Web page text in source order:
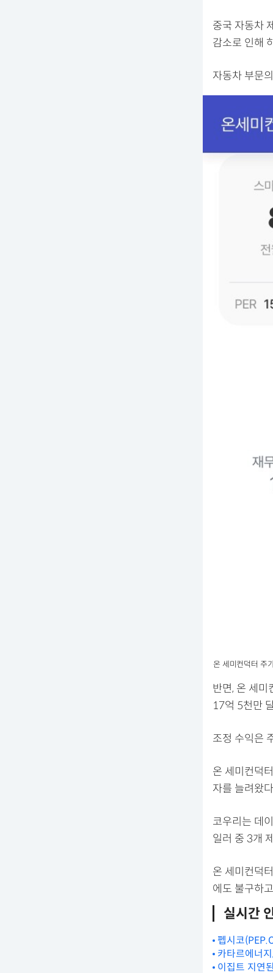
중국 자동차
감소로 인해
자동차 부문
온 세미컨덕터 주
반면, 온 세
17억 5천만
조정 수익은
온 세미컨덕
자를 늘려왔
코우리는 데
일러 중 3개
온 세미컨덕
에도 불구하
실시간
펩시코
카타르에너
이집트 지연